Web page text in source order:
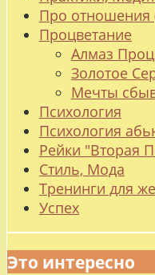
Про отношения
Процветание
Алмаз
Золотое
Мечты
Психология
Психология
Рейки "Вторая
Стиль, Мода
Тренинги для
Успех
Это интересно